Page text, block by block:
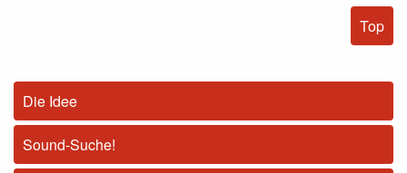
Top
Die Idee
Sound-Suche!